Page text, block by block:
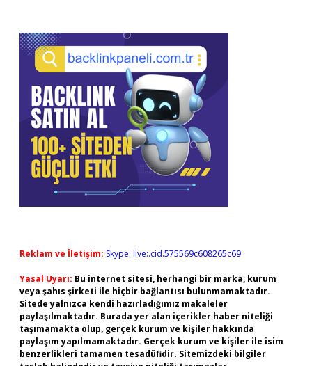
Reklam ve İletişim: Skype: live:.cid.575569c608265c69
Yasal Uyarı: Bu internet sitesi, herhangi bir marka, kurum
veya şahıs şirketi ile hiçbir bağlantısı bulunmamaktadır.
Sitede yalnızca kendi hazırladığımız makaleler
paylaşılmaktadır. Burada yer alan içerikler haber niteliği
taşımamakta olup, gerçek kurum ve kişiler hakkında
paylaşım yapılmamaktadır. Gerçek kurum ve kişiler ile isim
benzerlikleri tamamen tesadüfidir. Sitemizdeki bilgiler